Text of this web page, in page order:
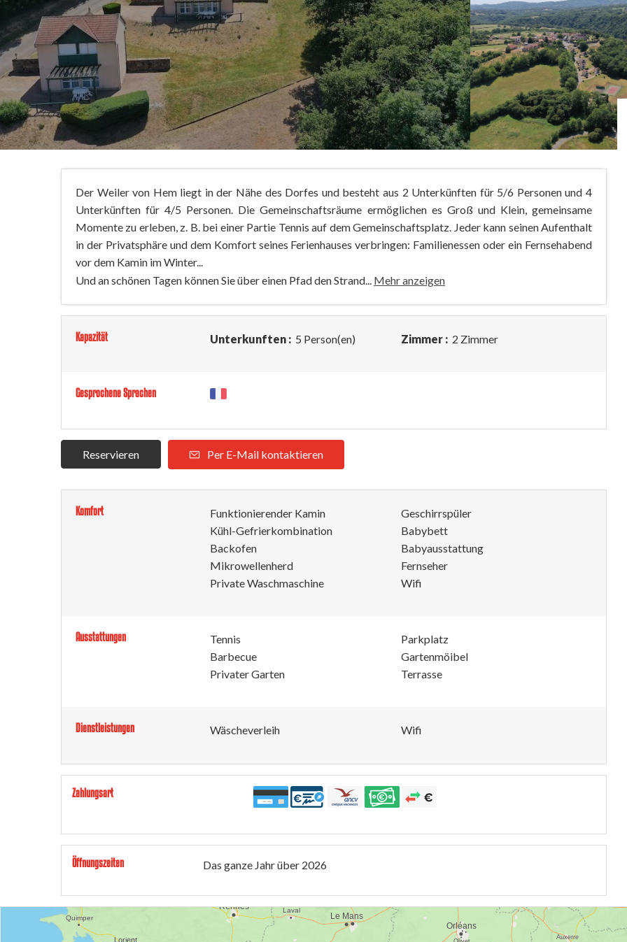
Der Weiler von Hem liegt in der Nähe des Dorfes und besteht aus 2 Unterkünften für 5/6 Personen und 4
Unterkünften für 4/5 Personen. Die Gemeinschaftsräume ermöglichen es Groß und Klein, gemeinsame
Momente zu erleben, z. B. bei einer Partie Tennis auf dem Gemeinschaftsplatz. Jeder kann seinen Aufenthalt
in der Privatsphäre und dem Komfort seines Ferienhauses verbringen: Familienessen oder ein Fernsehabend
vor dem Kamin im Winter...
Und an schönen Tagen können Sie über einen Pfad den Strand... Mehr anzeigen
Kapazität Unterkunften : 5 Person(en) Zimmer : 2 Zimmer
Gesprochene Sprachen
Reservieren Per E-Mail kontaktieren
Komfort
Funktionierender Kamin
Kühl-Gefrierkombination
Backofen
Mikrowellenherd
Private Waschmaschine
Geschirrspüler
Babybett
Babyausstattung
Fernseher
Wifi
Ausstattungen
Tennis
Barbecue
Privater Garten
Parkplatz
Gartenmöibel
Terrasse
Dienstleistungen Wäscheverleih Wifi
Zahlungsart
Öffnungszeiten Das ganze Jahr über 2026